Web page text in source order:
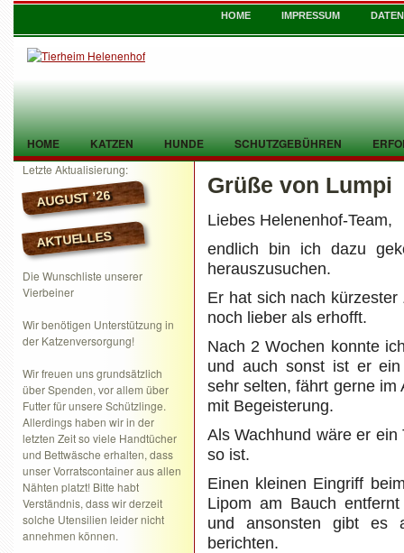
HOME IMPRESSUM
HOME KATZEN HUNDE SCHUTZGEBÜHREN
TIER GEFUNDEN KONTAKT
Letzte Aktualisierung:
AUGUST ’26
AKTUELLES
Die Wunschliste unserer
Vierbeiner
Wir benötigen Unterstützung in
der Katzenversorgung!
Wir freuen uns grundsätzlich
über Spenden, vor allem über
Futter für unsere Schützlinge.
Allerdings haben wir in der
letzten Zeit so viele Handtücher
und Bettwäsche erhalten, dass
unser Vorratscontainer aus allen
Nähten platzt! Bitte habt
Verständnis, dass wir derzeit
solche Utensilien leider nicht
annehmen können.
Grüße von Lumpi
Liebes Helenenhof-Team,
endlich bin ich dazu
herauszusuchen.
Er hat sich nach
noch lieber als erhofft.
Nach 2 Wochen konnte
und auch sonst ist er
sehr selten, fährt gerne
mit Begeisterung.
Als Wachhund wäre er
so ist.
Einen kleinen Eingriff
Lipom am Bauch
und ansonsten gibt es
berichten.